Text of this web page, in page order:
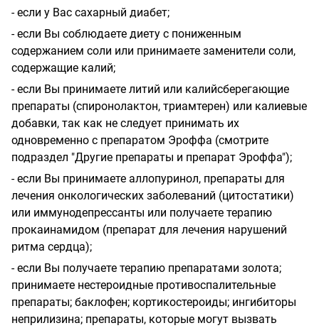
- если у Вас сахарный диабет;
- если Вы соблюдаете диету с пониженным
содержанием соли или принимаете заменители соли,
содержащие калий;
- если Вы принимаете литий или калийсберегающие
препараты (спиронолактон, триамтерен) или калиевые
добавки, так как не следует принимать их
одновременно с препаратом Эроффа (смотрите
подраздел "Другие препараты и препарат Эроффа");
- если Вы принимаете аллопуринол, препараты для
лечения онкологических заболеваний (цитостатики)
или иммунодепрессанты или получаете терапию
прокаинамидом (препарат для лечения нарушений
ритма сердца);
- если Вы получаете терапию препаратами золота;
принимаете нестероидные противоспалительные
препараты; баклофен; кортикостероиды; ингибиторы
неприлизина; препараты, которые могут вызвать